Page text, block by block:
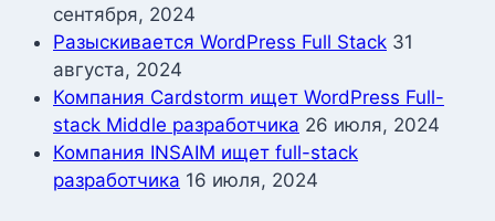
сентября, 2024
Разыскивается WordPress Full Stack 31
августа, 2024
Компания Cardstorm ищет WordPress Full-
stack Middle разработчика 26 июля, 2024
Компания INSAIM ищет full-stack
разработчика 16 июля, 2024